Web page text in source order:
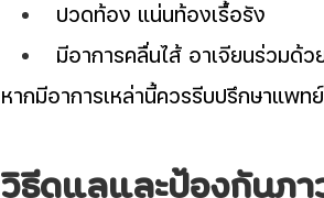
ปวดท้อง แน่นท้องเรื้อรัง
มีอาการคลื่นไส้ อาเจียนร่วมด้ว
หากมีอาการเหล่านี้ควรรีบปรึกษาแพท
วิธีดูแลและป้องกันภา